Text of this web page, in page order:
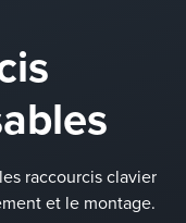
raccourcis clavier
et le montage.